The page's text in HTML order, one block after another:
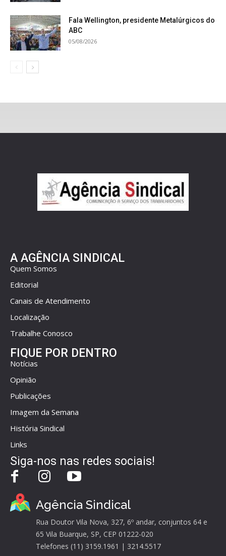
Fala Wellington, presidente Metalúrgicos do
ABC
05/08/2026
A AGÊNCIA SINDICAL
Quem Somos
Editorial
Canais de Atendimento
Localização
Trabalhe Conosco
FIQUE POR DENTRO
Notícias
Opinião
Publicações
Imagem da Semana
História Sindical
Links
Siga-nos nas redes sociais!
Agência Sindical
Rua Doutor Vila Nova, 327, 6º andar, conjuntos 64 e
65 Vila Buarque, SP, CEP 01222-020
Telefones (11) 3159.1961 | 3214.5517